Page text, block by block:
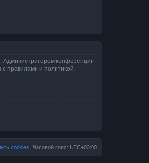
Администратором конференции
с правилами и политикой,
Часовой пояс: UTC+03:00
cookies